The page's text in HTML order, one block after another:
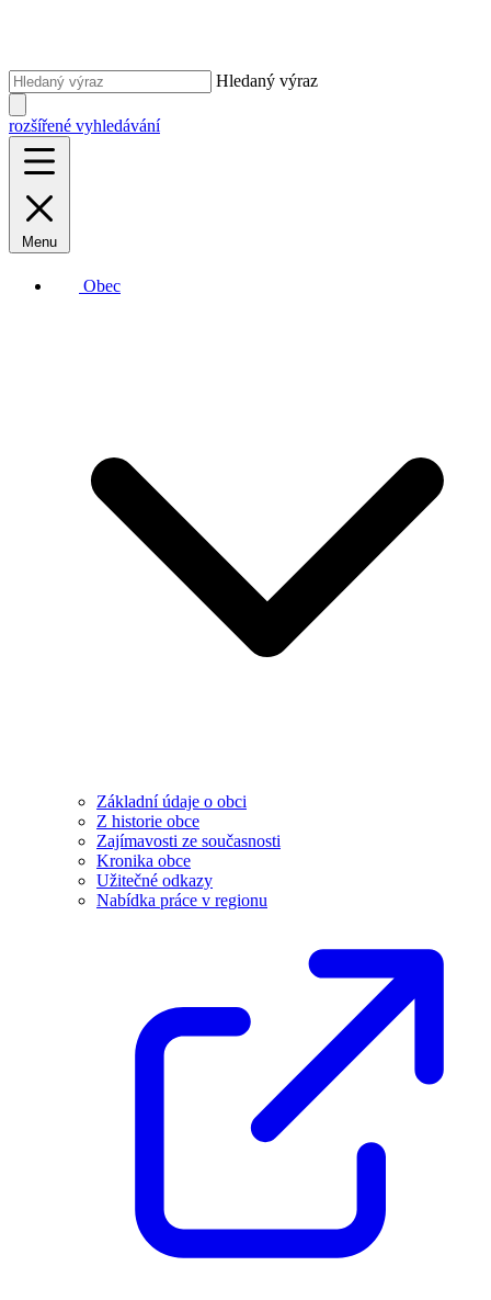
Hledaný výraz
rozšířené vyhledávání
Menu
Obec
Základní údaje o obci
Z historie obce
Zajímavosti ze současnosti
Kronika obce
Užitečné odkazy
Nabídka práce v regionu